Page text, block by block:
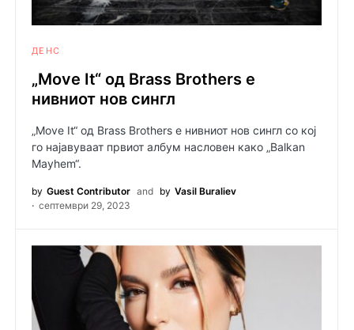
ДЕНС
„Move It“ од Brass Brothers е
нивниот нов сингл
„Move It“ од Brass Brothers е нивниот нов сингл со кој
го најавуваат првиот албум насловен како „Balkan
Mayhem“.
by Guest Contributor and by Vasil Buraliev
септември 29, 2023